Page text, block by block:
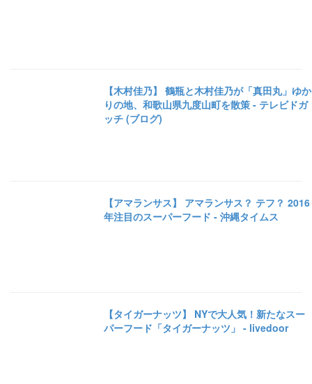
【木村佳乃】 鶴瓶と木村佳乃が「真田丸」ゆか
りの地、和歌山県九度山町を散策 - テレビドガ
ッチ (ブログ)
【アマランサス】 アマランサス？ テフ？ 2016
年注目のスーパーフード - 沖縄タイムス
【タイガーナッツ】 NYで大人気！新たなスー
パーフード「タイガーナッツ」 - livedoor